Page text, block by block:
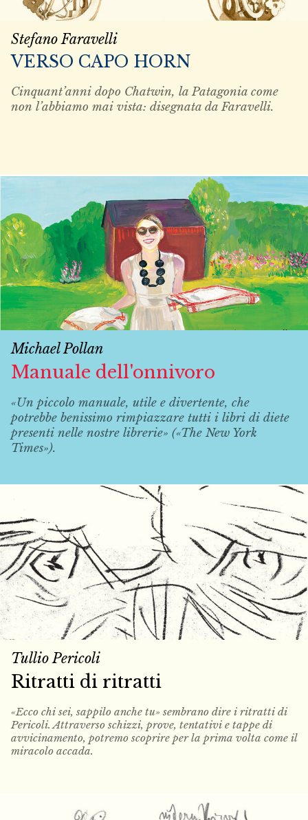
Stefano Faravelli
VERSO CAPO HORN
Cinquant’anni dopo Chatwin, la Patagonia come
non l’abbiamo mai vista: disegnata da Faravelli.
Michael Pollan
Manuale dell'onnivoro
«Un piccolo manuale, utile e divertente, che
potrebbe benissimo rimpiazzare tutti i libri di diete
presenti nelle nostre librerie» («The New York
Times»).
Tullio Pericoli
Ritratti di ritratti
«Ecco chi sei, sappilo anche tu» sembrano dire i ritratti di
Pericoli. Attraverso schizzi, prove, tentativi e tappe di
avvicinamento, potremo scoprire per la prima volta come il
miracolo accada.